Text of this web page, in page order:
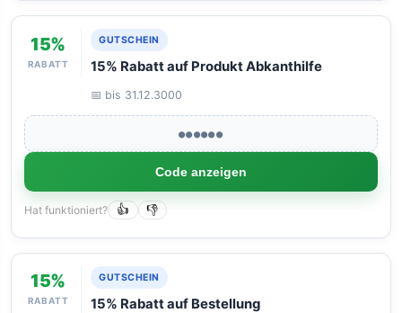
15%
RABATT
GUTSCHEIN
15% Rabatt auf Produkt Abkanthilfe
📅 bis 31.12.3000
●●●●●●
Code anzeigen
Hat funktioniert? 👍 👎
15%
RABATT
GUTSCHEIN
15% Rabatt auf Bestellung